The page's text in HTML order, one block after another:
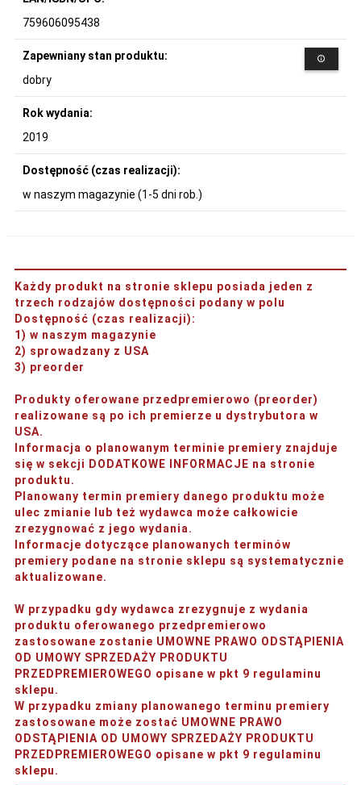
759606095438
Zapewniany stan produktu:
dobry
Rok wydania:
2019
Dostępność (czas realizacji):
w naszym magazynie (1-5 dni rob.)
Każdy produkt na stronie sklepu posiada jeden z
trzech rodzajów dostępności podany w polu
Dostępność (czas realizacji):
1) w naszym magazynie
2) sprowadzany z USA
3) preorder
Produkty oferowane przedpremierowo (preorder)
realizowane są po ich premierze u dystrybutora w
USA.
Informacja o planowanym terminie premiery znajduje
się w sekcji DODATKOWE INFORMACJE na stronie
produktu.
Planowany termin premiery danego produktu może
ulec zmianie lub też wydawca może całkowicie
zrezygnować z jego wydania.
Informacje dotyczące planowanych terminów
premiery podane na stronie sklepu są systematycznie
aktualizowane.
W przypadku gdy wydawca zrezygnuje z wydania
produktu oferowanego przedpremierowo
zastosowane zostanie UMOWNE PRAWO ODSTĄPIENIA
OD UMOWY SPRZEDAŻY PRODUKTU
PRZEDPREMIEROWEGO opisane w pkt 9 regulaminu
sklepu.
W przypadku zmiany planowanego terminu premiery
zastosowane może zostać UMOWNE PRAWO
ODSTĄPIENIA OD UMOWY SPRZEDAŻY PRODUKTU
PRZEDPREMIEROWEGO opisane w pkt 9 regulaminu
sklepu.